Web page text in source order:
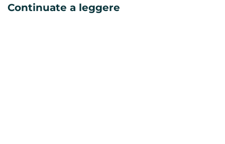
Continuate a leggere